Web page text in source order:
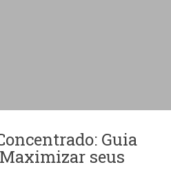
Guia
seus